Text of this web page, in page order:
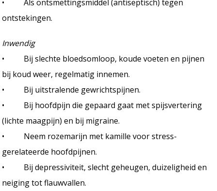
• Als ontsmettingsmiddel (antiseptisch) tegen
ontstekingen.
Inwendig
• Bij slechte bloedsomloop, koude voeten en pijnen
bij koud weer, regelmatig innemen.
• Bij uitstralende gewrichtspijnen.
• Bij hoofdpijn die gepaard gaat met spijsvertering
(lichte maagpijn) en bij migraine.
• Neem rozemarijn met kamille voor stress-
gerelateerde hoofdpijnen.
• Bij depressiviteit, slecht geheugen, duizeligheid en
neiging tot flauwvallen.